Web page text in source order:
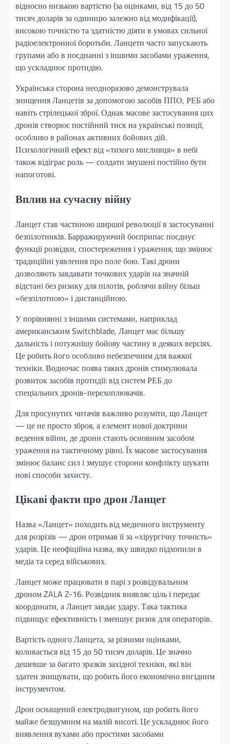
відносно низькою вартістю (за оцінками, від 15 до 50
тисяч доларів за одиницю залежно від модифікації),
високою точністю та здатністю діяти в умовах сильної
радіоелектронної боротьби. Ланцети часто запускають
групами або в поєднанні з іншими засобами ураження,
що ускладнює протидію.
Українська сторона неодноразово демонструвала
знищення Ланцетів за допомогою засобів ППО, РЕБ або
навіть стрілецької зброї. Однак масове застосування цих
дронів створює постійний тиск на українські позиції,
особливо в районах активних бойових дій.
Психологічний ефект від «тихого мисливця» в небі
також відіграє роль — солдати змушені постійно бути
напоготові.
Вплив на сучасну війну
Ланцет став частиною ширшої революції в застосуванні
безпілотників. Барражируючий боєприпас поєднує
функції розвідки, спостереження і ураження, що змінює
традиційні уявлення про поле бою. Такі дрони
дозволяють завдавати точкових ударів на значній
відстані без ризику для пілотів, роблячи війну більш
«безпілотною» і дистанційною.
У порівнянні з іншими системами, наприклад
американським Switchblade, Ланцет має більшу
дальність і потужнішу бойову частину в деяких версіях.
Це робить його особливо небезпечним для важкої
техніки. Водночас поява таких дронів стимулювала
розвиток засобів протидії: від систем РЕБ до
спеціальних дронів-перехоплювачів.
Для просунутих читачів важливо розуміти, що Ланцет
— це не просто зброя, а елемент нової доктрини
ведення війни, де дрони стають основним засобом
ураження на тактичному рівні. Їх масове застосування
змінює баланс сил і змушує сторони конфлікту шукати
нові способи захисту.
Цікаві факти про дрон Ланцет
Назва «Ланцет» походить від медичного інструменту
для розрізів — дрон отримав її за «хірургічну точність»
ударів. Це неофіційна назва, яку швидко підхопили в
медіа та серед військових.
Ланцет може працювати в парі з розвідувальним
дроном ZALA Z-16. Розвідник виявляє ціль і передає
координати, а Ланцет завдає удару. Така тактика
підвищує ефективність і зменшує ризик для операторів.
Вартість одного Ланцета, за різними оцінками,
коливається від 15 до 50 тисяч доларів. Це значно
дешевше за багато зразків західної техніки, які він
здатен знищувати, що робить його економічно вигідним
інструментом.
Дрон оснащений електродвигуном, що робить його
майже безшумним на малій висоті. Це ускладнює його
виявлення вухами або простими засобами